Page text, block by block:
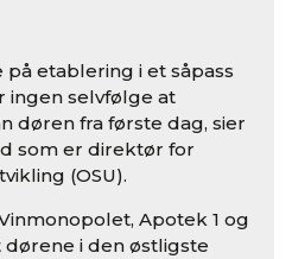
på etablering i et såpass
ingen selvfølge at
døren fra første dag, sier
som er direktør for
(OSU).
Apotek 1 og
i den østligste